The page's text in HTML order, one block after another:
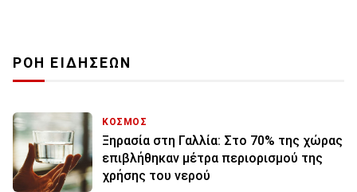
ΡΟΗ ΕΙΔΗΣΕΩΝ
ΚΟΣΜΟΣ
Ξηρασία στη Γαλλία: Στο 70% της χώρας
επιβλήθηκαν μέτρα περιορισμού της
χρήσης του νερού